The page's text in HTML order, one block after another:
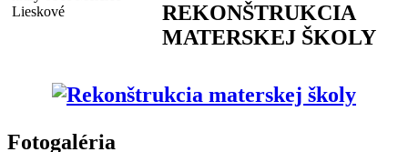
REKONŠTRUKCIA
MATERSKEJ ŠKOLY
Fotogaléria